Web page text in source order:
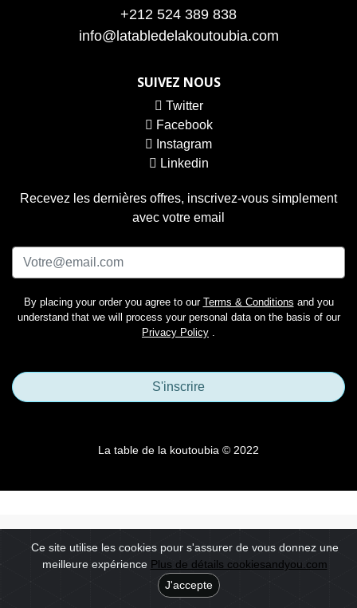
+212 524 389 838
info@latabledelakoutoubia.com
SUIVEZ NOUS
Twitter
Facebook
Instagram
Linkedin
Recevez les dernières offres, inscrivez-vous simplement
avec votre email
By placing your order you agree to our Terms & Conditions and you
understand that we will process your personal data on the basis of our
Privacy Policy .
S'inscrire
La table de la koutoubia © 2022
Ce site utilise les cookies pour s'assurer de vous donnez une
meilleure expérience Plus de détails cookiesandyou.com
J'accepte